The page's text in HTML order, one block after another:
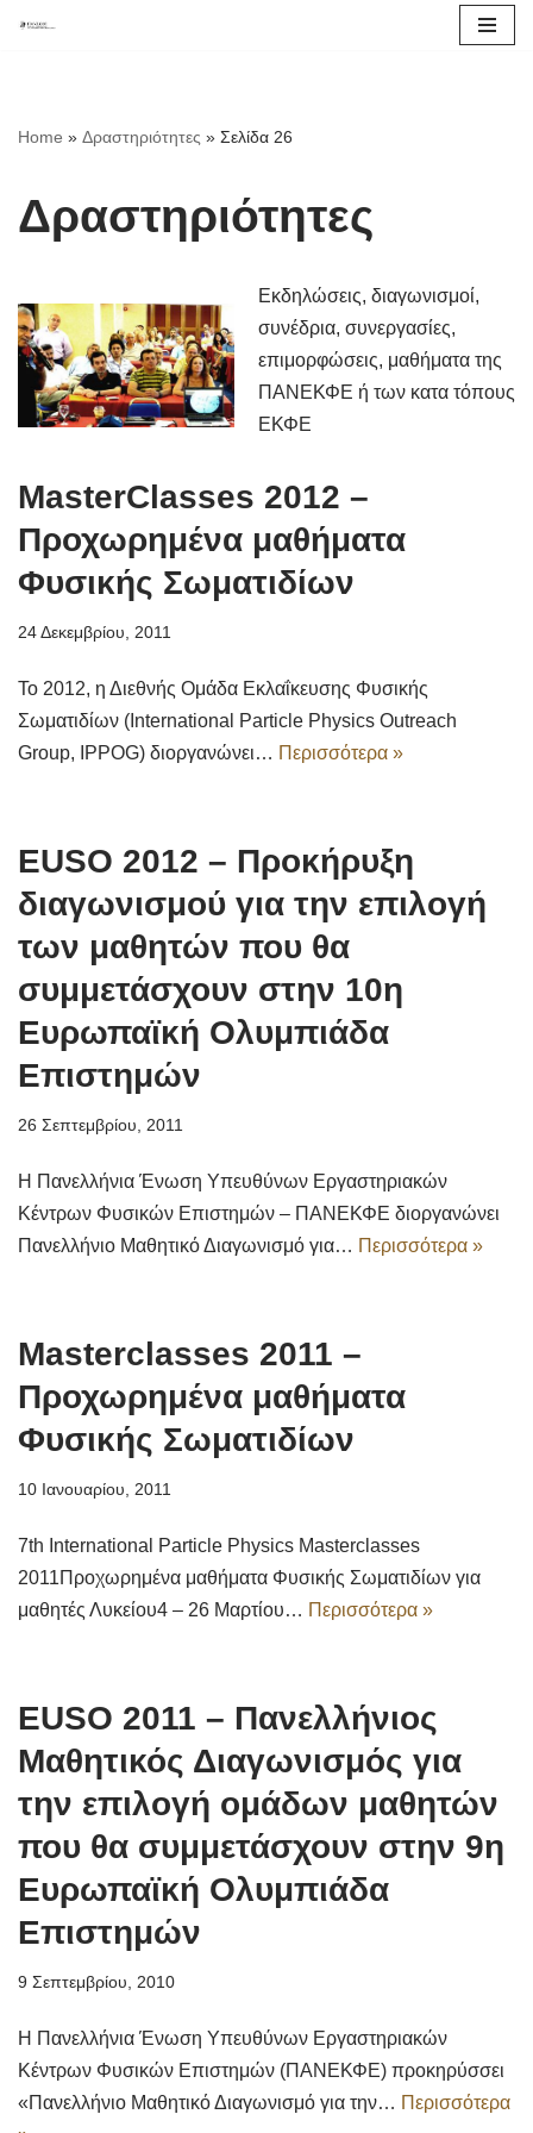
περιεχόμενο
Home » Δραστηριότητες » Σελίδα 26
Δραστηριότητες
Εκδηλώσεις, διαγωνισμοί,
συνέδρια, συνεργασίες,
επιμορφώσεις, μαθήματα της
ΠΑΝΕΚΦΕ ή των κατα τόπους
ΕΚΦΕ
MasterClasses 2012 –
Προχωρημένα μαθήματα
Φυσικής Σωματιδίων
24 Δεκεμβρίου, 2011
Το 2012, η Διεθνής Ομάδα Εκλαΐκευσης Φυσικής
Σωματιδίων (International Particle Physics Outreach
Group, IPPOG) διοργανώνει… Περισσότερα »
EUSO 2012 – Προκήρυξη
διαγωνισμού για την επιλογή
των μαθητών που θα
συμμετάσχουν στην 10η
Ευρωπαϊκή Ολυμπιάδα
Επιστημών
26 Σεπτεμβρίου, 2011
Η Πανελλήνια Ένωση Υπευθύνων Εργαστηριακών
Κέντρων Φυσικών Επιστημών – ΠΑΝΕΚΦΕ διοργανώνει
Πανελλήνιο Μαθητικό Διαγωνισμό για… Περισσότερα »
Masterclasses 2011 –
Προχωρημένα μαθήματα
Φυσικής Σωματιδίων
10 Ιανουαρίου, 2011
7th International Particle Physics Masterclasses
2011Προχωρημένα μαθήματα Φυσικής Σωματιδίων για
μαθητές Λυκείου4 – 26 Μαρτίου… Περισσότερα »
EUSO 2011 – Πανελλήνιος
Μαθητικός Διαγωνισμός για
την επιλογή ομάδων μαθητών
που θα συμμετάσχουν στην 9η
Ευρωπαϊκή Ολυμπιάδα
Επιστημών
9 Σεπτεμβρίου, 2010
Η Πανελλήνια Ένωση Υπευθύνων Εργαστηριακών
Κέντρων Φυσικών Επιστημών (ΠΑΝΕΚΦΕ) προκηρύσσει
«Πανελλήνιο Μαθητικό Διαγωνισμό για την… Περισσότερα